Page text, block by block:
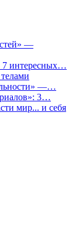
—
7 интересных…
—…
3…
мир... и себя